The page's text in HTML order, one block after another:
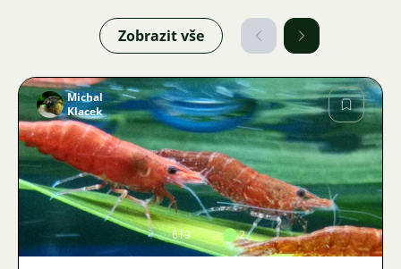
Zobrazit vše
Obrázek
Michal
Klacek
619 2